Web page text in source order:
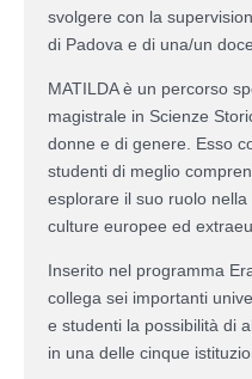
svolgere con la
di Padova e di una/un
MATILDA è un percorso
magistrale in Scienze
donne e di genere. Esso
studenti di meglio
esplorare il suo ruolo
culture europee ed
Inserito nel programma
collega sei importanti
e studenti la possibilità di
in una delle cinque